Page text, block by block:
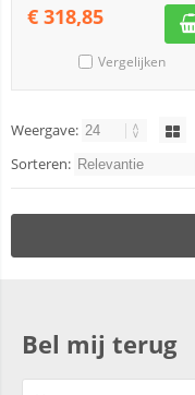
€ 318,85
Vergelijken
Weergave:
Sorteren:
Bel mij terug